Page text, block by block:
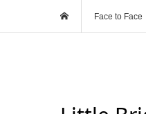
Face to Face